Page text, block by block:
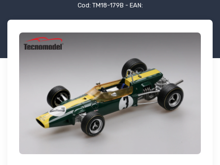
Cod: TM18-179B - EAN: